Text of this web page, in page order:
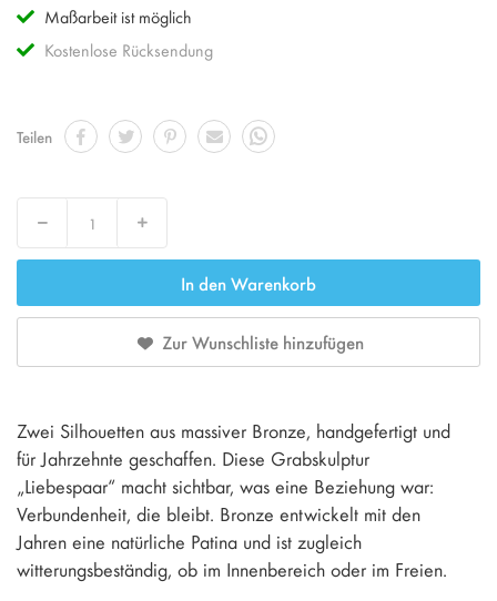
Maßarbeit ist möglich
Kostenlose Rücksendung
Teilen
Decrease Increase
In den Warenkorb
Zur Wunschliste hinzufügen
Zwei Silhouetten aus massiver Bronze, handgefertigt und
für Jahrzehnte geschaffen. Diese Grabskulptur
„Liebespaar“ macht sichtbar, was eine Beziehung war:
Verbundenheit, die bleibt. Bronze entwickelt mit den
Jahren eine natürliche Patina und ist zugleich
witterungsbeständig, ob im Innenbereich oder im Freien.